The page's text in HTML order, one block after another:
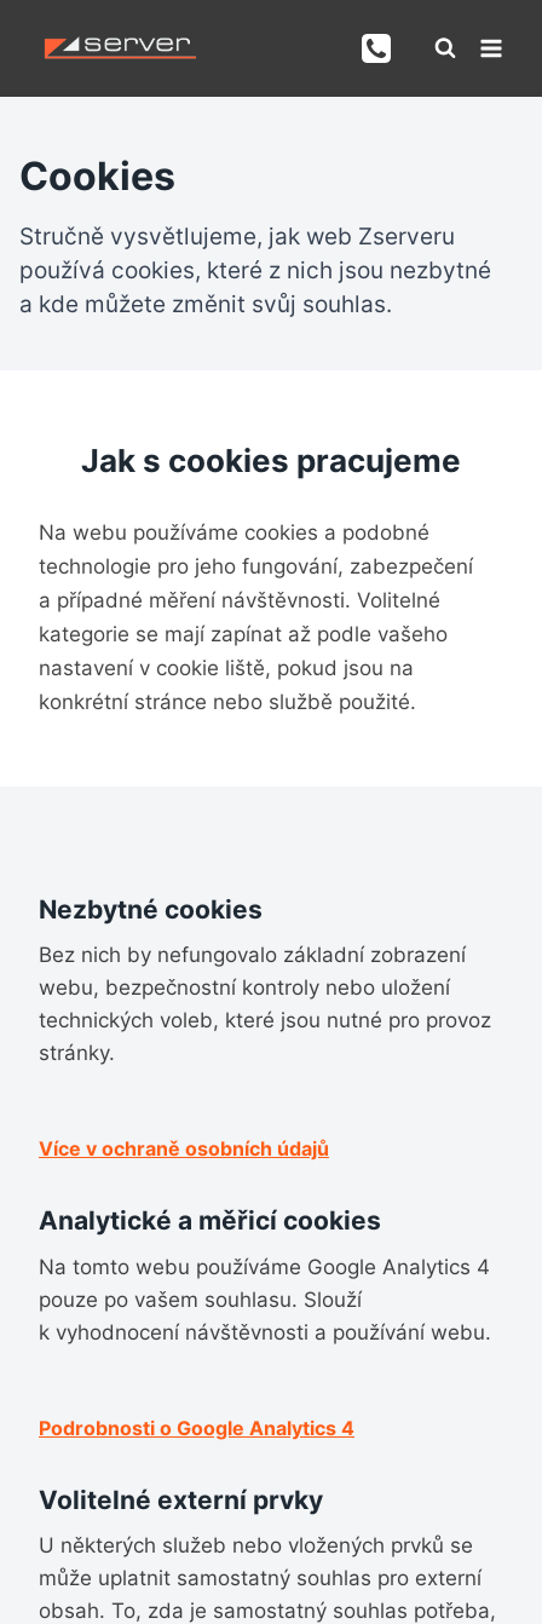
Cookies
Stručně vysvětlujeme, jak web Zserveru
používá cookies, které z nich jsou nezbytné
a kde můžete změnit svůj souhlas.
Jak s cookies pracujeme
Na webu používáme cookies a podobné
technologie pro jeho fungování, zabezpečení
a případné měření návštěvnosti. Volitelné
kategorie se mají zapínat až podle vašeho
nastavení v cookie liště, pokud jsou na
konkrétní stránce nebo službě použité.
Nezbytné cookies
Bez nich by nefungovalo základní zobrazení
webu, bezpečnostní kontroly nebo uložení
technických voleb, které jsou nutné pro provoz
stránky.
Více v ochraně osobních údajů
Analytické a měřicí cookies
Na tomto webu používáme Google Analytics 4
pouze po vašem souhlasu. Slouží
k vyhodnocení návštěvnosti a používání webu.
Podrobnosti o Google Analytics 4
Volitelné externí prvky
U některých služeb nebo vložených prvků se
může uplatnit samostatný souhlas pro externí
obsah. To, zda je samostatný souhlas potřeba,